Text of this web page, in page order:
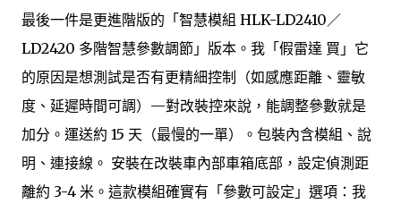
最後一件是更進階版的「智慧模組 HLK-LD2410／
LD2420 多階智慧參數調節」版本。我「假雷達 買」它
的原因是想測試是否有更精細控制（如感應距離、靈敏
度、延遲時間可調）—對改裝控來說，能調整參數就是
加分。運送約 15 天（最慢的一單）。包裝內含模組、說
明、連接線。 安裝在改裝車內部車箱底部，設定偵測距
離約 3-4 米。這款模組確實有「參數可設定」選項：我